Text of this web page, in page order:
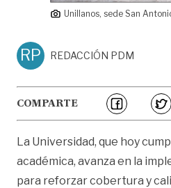
Unillanos, sede San
RP REDACCIÓN PDM
COMPARTE
La Universidad, que hoy
académica, avanza en la
para reforzar cobertura y